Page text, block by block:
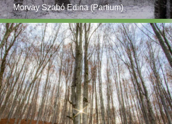
Morvay Szabó Edina (Partium)